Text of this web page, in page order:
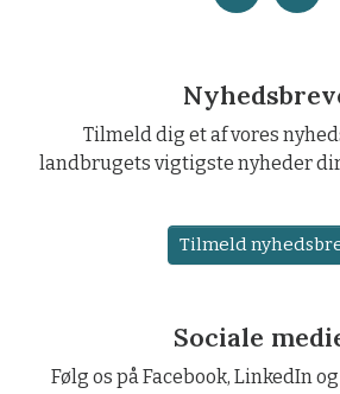
Tilmeld dig et af vores
landbrugets vigtigste nyheder
Tilmeld
Sociale
Følg os på Facebook, LinkedIn